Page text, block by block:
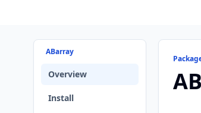
ABarray
Overview
Install